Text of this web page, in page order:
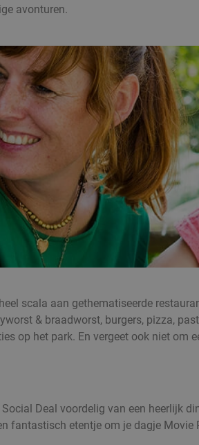
avonturen.
scala aan gethematiseerde
& braadworst, burgers, pizza,
op het park. En vergeet ook niet om
Deal voordelig van een heerlijk
fantastisch etentje om je dagje Movie